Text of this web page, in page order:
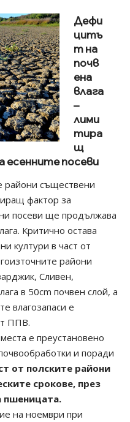
Дефи
цитъ
т на
почв
ена
влага
–
лими
тира
щ
есенните посеви
райони съществени
фактор за
посеви ще продължава
Критично остава
култури в част от
райони
Сливен,
в 50cm почвен слой, а
влагозапаси е
ППВ.
е преустановено
и поради
от полските райони
срокове, през
пшеницата.
на ноември при